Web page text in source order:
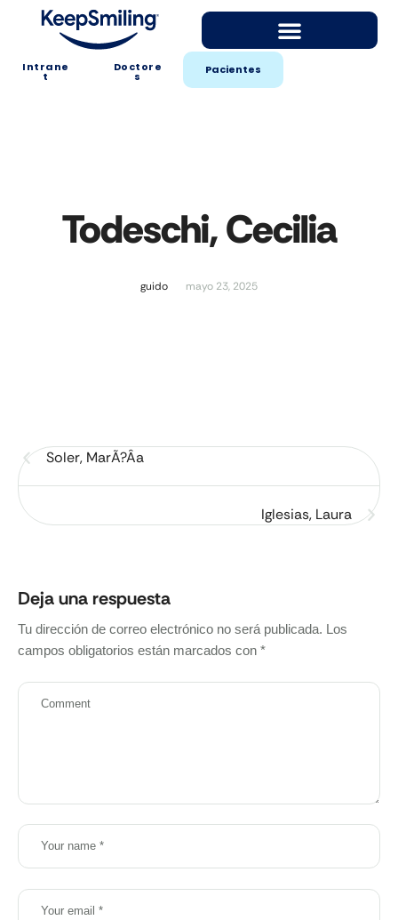
Intrane
t
Doctore
s Pacientes
Todeschi, Cecilia
guido mayo 23, 2025
Soler, MarÃ?Â­a
Iglesias, Laura
Deja una respuesta
Tu dirección de correo electrónico no será publicada. Los
campos obligatorios están marcados con *